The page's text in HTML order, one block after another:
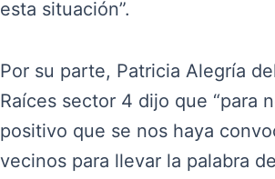
esta situación”.
Por su parte, Patricia Alegría
Raíces sector 4 dijo que “para
positivo que se nos haya
vecinos para llevar la palabra